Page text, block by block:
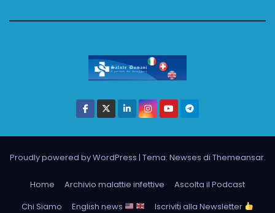
Proudly powered by WordPress | Tema: Newses di Themeansar.
Home Archivio malattie infettive
Ascolta il Podcast
Chi Siamo
English news
Iscriviti alla Newsletter